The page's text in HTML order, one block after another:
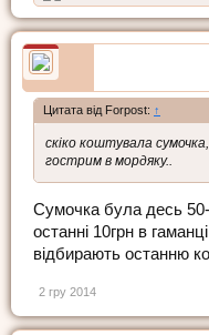
Цитата від Forpost: ↑
скіко коштувала
гострим в мордяку..
Сумочка була десь
останні 10грн в
відбирають останню
2 гру 2014